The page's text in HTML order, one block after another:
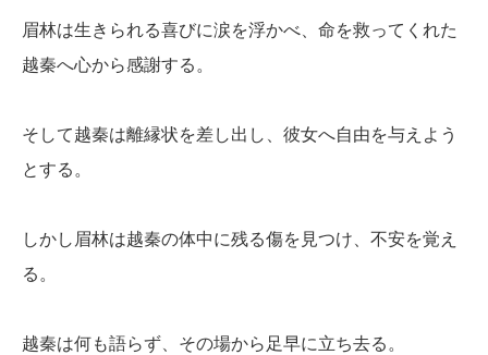
眉林は生きられる喜びに涙を浮かべ、命を救ってくれた
越秦へ心から感謝する。
そして越秦は離縁状を差し出し、彼女へ自由を与えよう
とする。
しかし眉林は越秦の体中に残る傷を見つけ、不安を覚え
る。
越秦は何も語らず、その場から足早に立ち去る。